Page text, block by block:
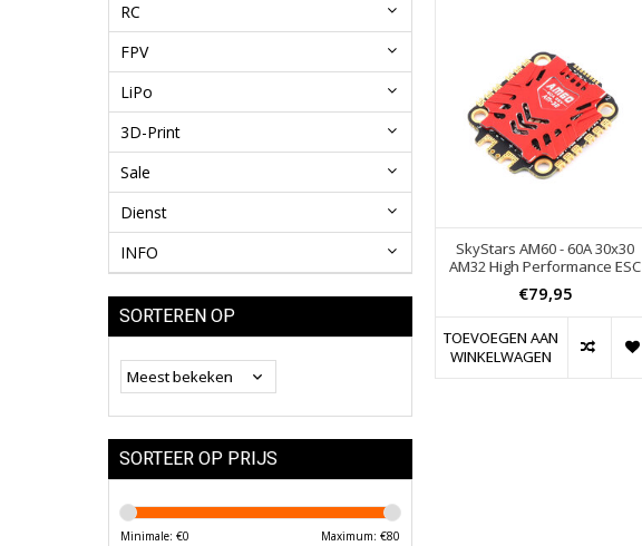
RC
FPV
LiPo
3D-Print
Sale
Dienst
INFO
SORTEREN OP
SORTEER OP PRIJS
Minimale: €0 Maximum: €80
SkyStars AM60 - 60A 30x30
AM32 High Performance ESC
€79,95
TOEVOEGEN AAN
WINKELWAGEN